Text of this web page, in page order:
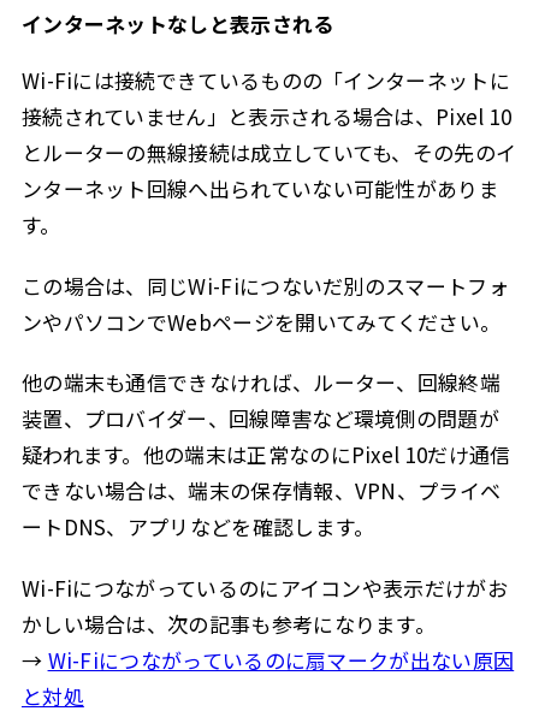
インターネットなしと表示される
Wi-Fiには接続できているものの「インターネットに
接続されていません」と表示される場合は、Pixel 10
とルーターの無線接続は成立していても、その先のイ
ンターネット回線へ出られていない可能性がありま
す。
この場合は、同じWi-Fiにつないだ別のスマートフォ
ンやパソコンでWebページを開いてみてください。
他の端末も通信できなければ、ルーター、回線終端
装置、プロバイダー、回線障害など環境側の問題が
疑われます。他の端末は正常なのにPixel 10だけ通信
できない場合は、端末の保存情報、VPN、プライベ
ートDNS、アプリなどを確認します。
Wi-Fiにつながっているのにアイコンや表示だけがお
かしい場合は、次の記事も参考になります。
→ Wi-Fiにつながっているのに扇マークが出ない原因
と対処